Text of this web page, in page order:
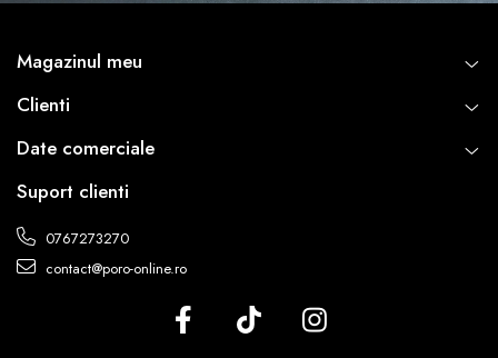
Magazinul meu
Clienti
Date comerciale
Suport clienti
0767273270
contact@poro-online.ro